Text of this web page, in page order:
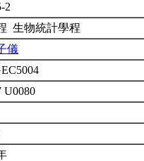
2
生物統計學程
儀
U0080